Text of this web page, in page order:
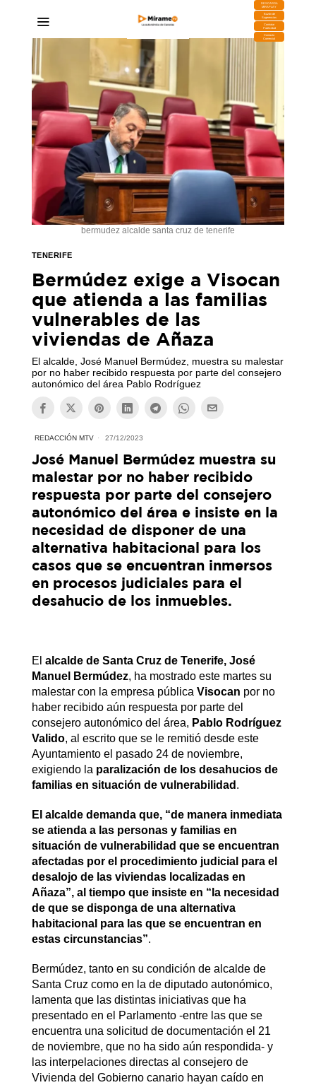
DESCARGA
MIRAPLAY
Buzón de
Sugerencias
Contratar
Publicidad
Contacto
Comercial
bermudez alcalde santa cruz de tenerife
TENERIFE
Bermúdez exige a Visocan
que atienda a las familias
vulnerables de las
viviendas de Añaza
El alcalde, José Manuel Bermúdez, muestra su malestar
por no haber recibido respuesta por parte del consejero
autonómico del área Pablo Rodríguez
REDACCIÓN MTV 27/12/2023
José Manuel Bermúdez muestra su
malestar por no haber recibido
respuesta por parte del consejero
autonómico del área e insiste en la
necesidad de disponer de una
alternativa habitacional para los
casos que se encuentran inmersos
en procesos judiciales para el
desahucio de los inmuebles.
El alcalde de Santa Cruz de Tenerife, José
Manuel Bermúdez, ha mostrado este martes su
malestar con la empresa pública Visocan por no
haber recibido aún respuesta por parte del
consejero autonómico del área, Pablo Rodríguez
Valido, al escrito que se le remitió desde este
Ayuntamiento el pasado 24 de noviembre,
exigiendo la paralización de los desahucios de
familias en situación de vulnerabilidad .
El alcalde demanda que, “de manera inmediata
se atienda a las personas y familias en
situación de vulnerabilidad que se encuentran
afectadas por el procedimiento judicial para el
desalojo de las viviendas localizadas en
Añaza”, al tiempo que insiste en “la necesidad
de que se disponga de una alternativa
habitacional para las que se encuentran en
estas circunstancias”.
Bermúdez, tanto en su condición de alcalde de
Santa Cruz como en la de diputado autonómico,
lamenta que las distintas iniciativas que ha
presentado en el Parlamento -entre las que se
encuentra una solicitud de documentación el 21
de noviembre, que no ha sido aún respondida- y
las interpelaciones directas al consejero de
Vivienda del Gobierno canario hayan caído en